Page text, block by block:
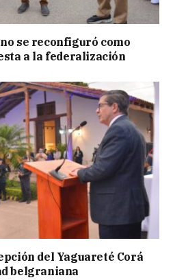
se reconfiguró como
a la federalización
del Yaguareté Corá
belgraniana